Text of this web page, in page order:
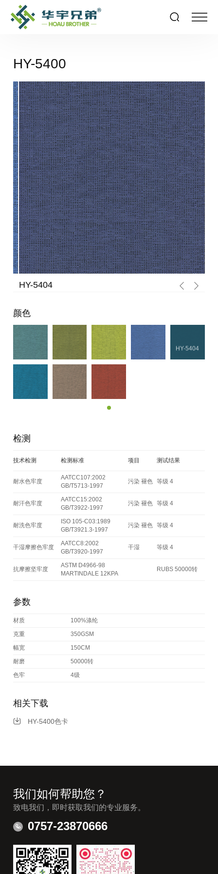
HY-5400
HY-5404
颜色
检测
技术检测 检测标准 项目 测试结果
耐水色牢度
AATCC107:2002
GB/T5713-1997
污染 褪色 等级 4
耐汗色牢度
AATCC15:2002
GB/T3922-1997
污染 褪色 等级 4
耐洗色牢度
ISO 105-C03:1989
GB/T3921.3-1997
污染 褪色 等级 4
干湿摩擦色牢度
AATCC8:2002
GB/T3920-1997
干湿 等级 4
抗摩擦坚牢度
ASTM D4966-98
MARTINDALE 12KPA
RUBS 50000转
参数
材质
100%涤纶
克重
350GSM
幅宽
150CM
耐磨
50000转
色牢
4级
相关下载
HY-5400色卡
我们如何帮助您？
致电我们，即时获取我们的专业服务。
0757-23870666